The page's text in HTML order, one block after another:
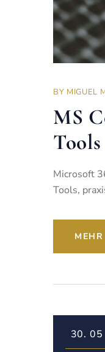
BY MIGUEL
MS
Tools
Microsoft
Tools,
30. 05